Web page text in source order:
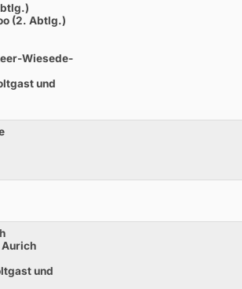
(2. Abtlg.)
Wiesede-
und
und